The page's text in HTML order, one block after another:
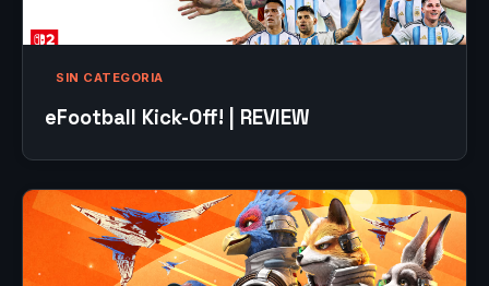
SIN CATEGORIA
eFootball Kick-Off! | REVIEW